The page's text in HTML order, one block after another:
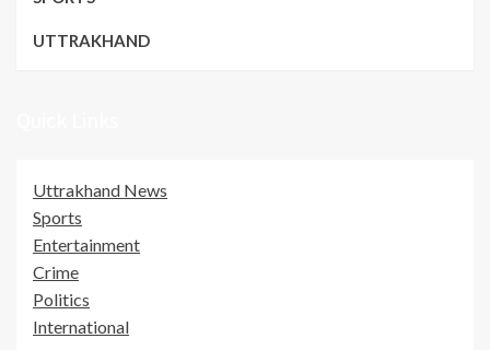
UTTRAKHAND
Uttrakhand News
Sports
Entertainment
Crime
Politics
International